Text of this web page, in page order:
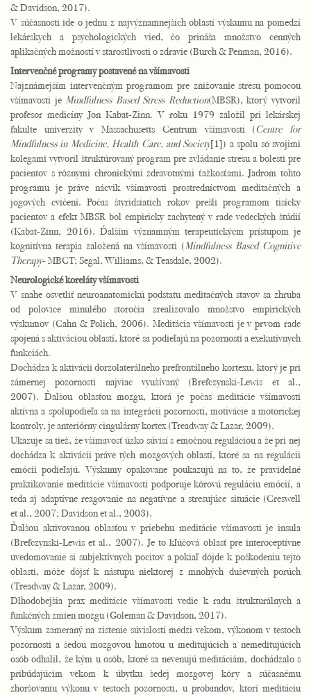
& Davidson, 2017).
V súčasnosti ide o jednu z najvýznamnejších oblastí výskumu na pomedzí
lekárskych a psychologických vied, čo prináša množstvo cenných
aplikačných možností v starostlivosti o zdravie (Burch & Penman, 2016).
Intervenčné programy postavené na všímavosti
Najznámejším intervenčným programom pre znižovanie stresu pomocou
všímavosti jeMindfulness Based Stress Reduction(MBSR), ktorý vytvoril
profesor medicíny Jon Kabat-Zinn. V roku 1979 založil pri lekárskej
fakulte univerzity v Massachusetts Centrum všímavosti (Centre for
Mindfulness in Medicine, Health Care, and Society[1]) a spolu so svojimi
kolegami vytvoril štruktúrovaný program pre zvládanie stresu a bolesti pre
pacientov s rôznymi chronickými zdravotnými ťažkosťami. Jadrom tohto
programu je práve nácvik všímavosti prostredníctvom meditačných a
jogových cvičení. Počas štyridsiatich rokov prešli programom tisícky
pacientov a efekt MBSR bol empiricky zachytený v rade vedeckých štúdií
(Kabat-Zinn, 2016). Ďalším významným terapeutickýcm prístupom je
kognitívna terapia založená na všímavosti (Mindfulness Based Cognitive
Therapy- MBCT; Segal, Williams, & Teasdale, 2002).
Neurologické koreláty všímavosti
V snahe osvetliť neuroanatomickú podstatu meditačných stavov sa zhruba
od polovice minulého storočia zrealizovalo množstvo empirických
výskumov (Cahn & Polich, 2006). Meditácia všímavosti je v prvom rade
spojená s aktiváciou oblastí, ktoré sa podieľajú na pozornosti a exekutívnych
funkciách.
Dochádza k aktivácii dorzolaterálneho prefrontálneho kortexu, ktorý je pri
zámernej pozornosti najviac využívaný (Brefczynski-Lewis et al.,
2007). Ďalšou oblasťou mozgu, ktorá je počas meditácie všímavosti
aktívna a spolupodieľa sa na integrácii pozornosti, motivácie a motorickej
kontroly, je anteriórny cingulárny kortex (Treadway & Lazar, 2009).
Ukazuje sa tiež, že všímavosť úzko súvisí s emočnou reguláciou a že pri nej
dochádza k aktivácii práve tých mozgových oblastí, ktoré sa na regulácii
emócií podieľajú. Výskumy opakovane poukazujú na to, že pravidelné
praktikovanie meditácie všímavosti podporuje kôrovú reguláciu emócií, a
teda aj adaptívne reagovanie na negatívne a stresujúce situácie (Creswell
et al., 2007; Davidson et al., 2003).
Ďalšou aktivovanou oblasťou v priebehu meditácie všímavosti je insula
(Brefczynski-Lewis et al., 2007). Je to kľúčová oblasť pre interoceptívne
uvedomovanie si subjektívnych pocitov a pokiaľ dôjde k poškodeniu tejto
oblasti, môže dôjsť k nástupu niektorej z mnohých duševných porúch
(Treadway & Lazar, 2009).
Dlhodobejšia prax meditácie všímavosti vedie k radu štrukturálnych a
funkčných zmien mozgu (Goleman & Davidson, 2017).
Výskum zameraný na zistenie súvislostí medzi vekom, výkonom v testoch
pozornosti a šedou mozgovou hmotou u meditujúcich a nemeditujúcich
osôb odhalil, že kým u osôb, ktoré sa nevenujú meditáciám, dochádzalo s
pribúdajúcim vekom k úbytku šedej mozgovej kôry a súčasnému
zhoršovaniu výkonu v testoch pozornosti, u probandov, ktorí meditáciu